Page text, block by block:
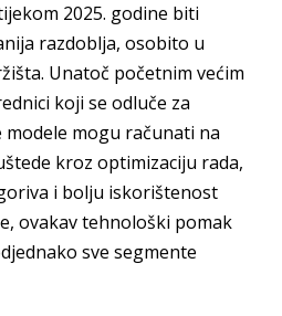
2025. godine biti
razdoblja, osobito u
Unatoč početnim većim
koji se odluče za
mogu računati na
kroz optimizaciju rada,
i bolju iskorištenost
ovakav tehnološki pomak
sve segmente